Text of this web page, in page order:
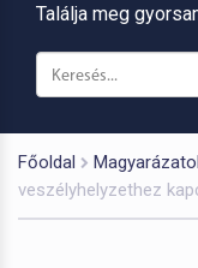
Találja meg
Főoldal
veszélyhelyzethez